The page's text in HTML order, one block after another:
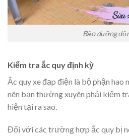
Bảo dưỡng
Kiểm tra ắc quy định kỳ
Ắc quy xe đạp điện là bộ phận hao
nên bạn thường xuyên phải kiểm
hiện tại ra sao.
Đối với các trường hợp ắc quy bị